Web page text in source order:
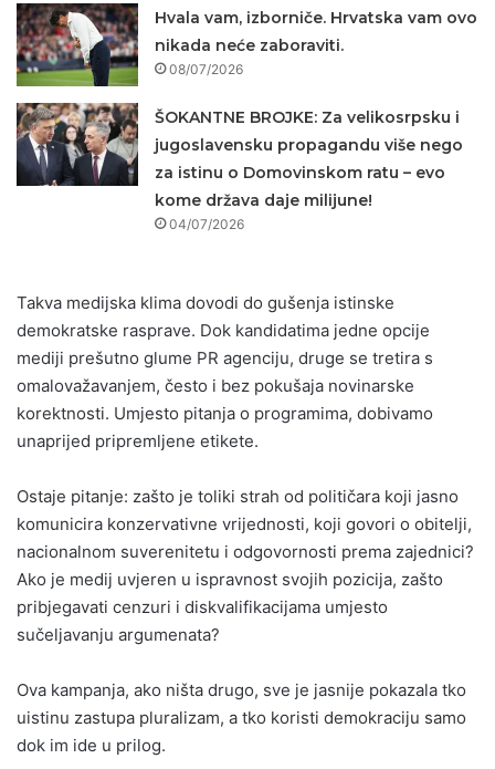
Hvala vam, izborniče. Hrvatska vam ovo
nikada neće zaboraviti.
08/07/2026
ŠOKANTNE BROJKE: Za velikosrpsku i
jugoslavensku propagandu više nego
za istinu o Domovinskom ratu – evo
kome država daje milijune!
04/07/2026
Takva medijska klima dovodi do gušenja istinske
demokratske rasprave. Dok kandidatima jedne opcije
mediji prešutno glume PR agenciju, druge se tretira s
omalovažavanjem, često i bez pokušaja novinarske
korektnosti. Umjesto pitanja o programima, dobivamo
unaprijed pripremljene etikete.
Ostaje pitanje: zašto je toliki strah od političara koji jasno
komunicira konzervativne vrijednosti, koji govori o obitelji,
nacionalnom suverenitetu i odgovornosti prema zajednici?
Ako je medij uvjeren u ispravnost svojih pozicija, zašto
pribjegavati cenzuri i diskvalifikacijama umjesto
sučeljavanju argumenata?
Ova kampanja, ako ništa drugo, sve je jasnije pokazala tko
uistinu zastupa pluralizam, a tko koristi demokraciju samo
dok im ide u prilog.